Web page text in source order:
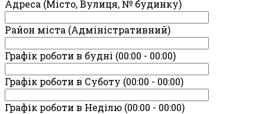
Адреса (Місто, Вулиця, № будинку)
Район міста (Адміністративний)
Графік роботи в будні (00:00 - 00:00)
Графік роботи в Суботу (00:00 - 00:00)
Графік роботи в Неділю (00:00 - 00:00)